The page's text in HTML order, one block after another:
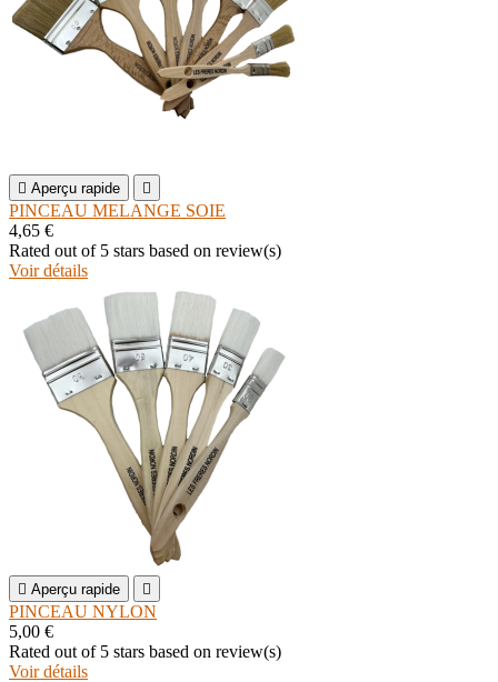
 Aperçu rapide 
PINCEAU MELANGE SOIE
4,65 €
Rated out of 5 stars based on review(s)
Voir détails
 Aperçu rapide 
PINCEAU NYLON
5,00 €
Rated out of 5 stars based on review(s)
Voir détails